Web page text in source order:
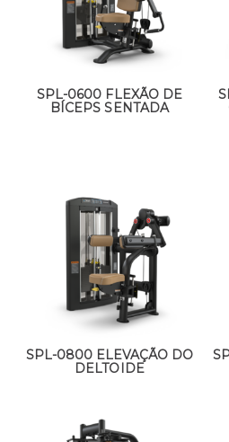
SPL-0600 FLEXÃO DE
BÍCEPS SENTADA
SPL-0800 ELEVAÇÃO DO
DELTOIDE